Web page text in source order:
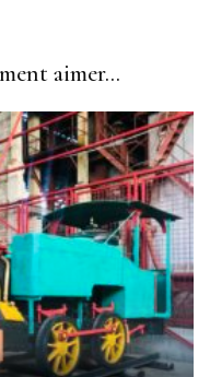
aimer...